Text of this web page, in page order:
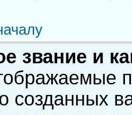
звание и
созданных